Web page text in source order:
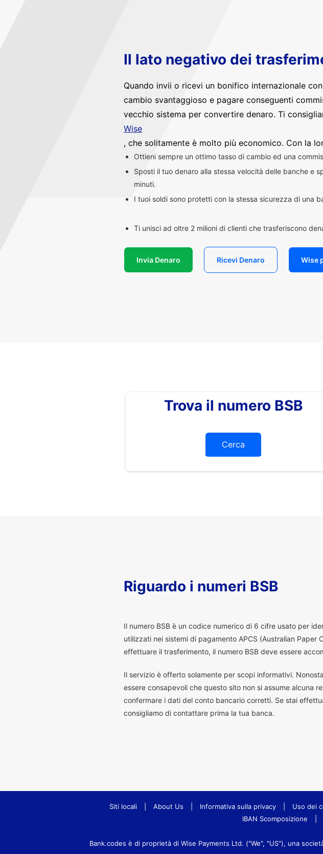
Il lato negativo dei
Quando invii o ricevi un bonifico internazionale
cambio svantaggioso e pagare conseguenti
vecchio sistema per convertire denaro. Ti
Wise
, che solitamente è molto più economico. Con la
Ottieni sempre un ottimo tasso di cambio ed una
Sposti il tuo denaro alla stessa velocità delle banche e
minuti.
I tuoi soldi sono protetti con la stessa sicurezza di una
Ti unisci ad oltre 2 milioni di clienti che trasferiscono
Invia Denaro Ricevi Denaro Wise
Trova il numero BSB
Cerca
Riguardo i numeri BSB
Il numero BSB è un codice numerico di 6 cifre usato per
utilizzati nei sistemi di pagamento APCS (Australian Paper
effettuare il trasferimento, il numero BSB deve essere
Il servizio è offerto solamente per scopi informativi.
essere consapevoli che questo sito non si assume alcuna
confermare i dati del conto bancario corretti. Se stai
consigliamo di contattare prima la tua banca.
Siti locali About Us Informativa sulla privacy Uso dei
IBAN Scomposizione
Bank.codes è di proprietà di Wise Payments Ltd. ("We", "US"), una